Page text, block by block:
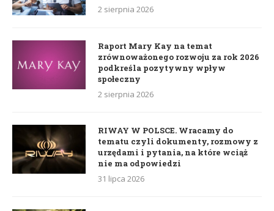
2 sierpnia 2026
Raport Mary Kay na temat
zrównoważonego rozwoju za rok 2026
podkreśla pozytywny wpływ
społeczny
2 sierpnia 2026
RIWAY W POLSCE. Wracamy do
tematu czyli dokumenty, rozmowy z
urzędami i pytania, na które wciąż
nie ma odpowiedzi
31 lipca 2026